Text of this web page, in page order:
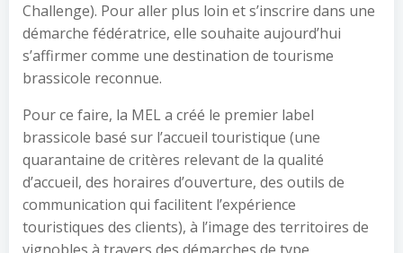
Challenge). Pour aller plus loin et s’inscrire dans une
démarche fédératrice, elle souhaite aujourd’hui
s’affirmer comme une destination de tourisme
brassicole reconnue.
Pour ce faire, la MEL a créé le premier label
brassicole basé sur l’accueil touristique (une
quarantaine de critères relevant de la qualité
d’accueil, des horaires d’ouverture, des outils de
communication qui facilitent l’expérience
touristiques des clients), à l’image des territoires de